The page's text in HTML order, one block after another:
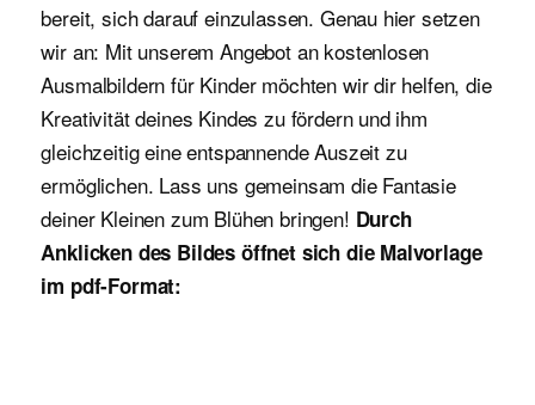
bereit, sich darauf einzulassen. Genau hier setzen
wir an: Mit unserem Angebot an kostenlosen
Ausmalbildern für Kinder möchten wir dir helfen, die
Kreativität deines Kindes zu fördern und ihm
gleichzeitig eine entspannende Auszeit zu
ermöglichen. Lass uns gemeinsam die Fantasie
deiner Kleinen zum Blühen bringen! Durch
Anklicken des Bildes öffnet sich die Malvorlage
im pdf-Format: